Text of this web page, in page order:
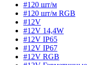
#120 шт/м
#120 шт/м RGB
#12V
#12V 14,4W
#12V IP65
#12V IP67
#12V RGB